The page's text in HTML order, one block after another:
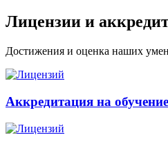
Лицензии и
Достижения и оценка наших
Аккредитация на